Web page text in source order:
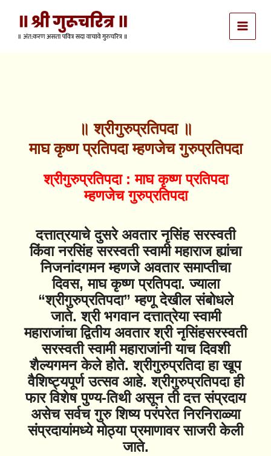
content
॥ श्रीगुरुप्रतिपदा ॥
माघ कृष्ण प्रतिपदा म्हणजेच गुरुप्रतिपदा
श्रीगुरुप्रतिपदा : माघ कृष्ण प्रतिपदा
म्हणजेच गुरुप्रतिपदा
दत्तात्रयाचे दुसरे अवतार नृसिंह सरस्वती
किंवा नरसिंह सरस्वती स्वामी महाराज ह्यांचा
निजनांदगमन म्हणजे अवतार समाप्तीचा
दिवस, माघ कृष्ण प्रतिपदा. ज्याला
“श्रीगुरुप्रतिपदा” म्हणू देखील संबोधले
जाते. श्री भगवान दत्तात्रेया स्वामी
महाराजांचा द्वितीय अवतार श्री नृसिंहसरस्वती
सरस्वती स्वामी महाराजांनी याच दिवशी
शैल्यगमन केले होते. श्रीगुरुप्रतिदा हा खूप
वैशिष्ट्यपूर्ण उत्सव आहे. श्रीगुरुप्रतिपदा ही
फार विशेष पुण्य-तिथी असून ती दत्त संप्रदाय
असेच सर्वच गुरु शिष्य परंपरेत निरनिराळ्या
संप्रदायांमध्ये मोठ्या प्रमाणावर साजरी केली
जाते.